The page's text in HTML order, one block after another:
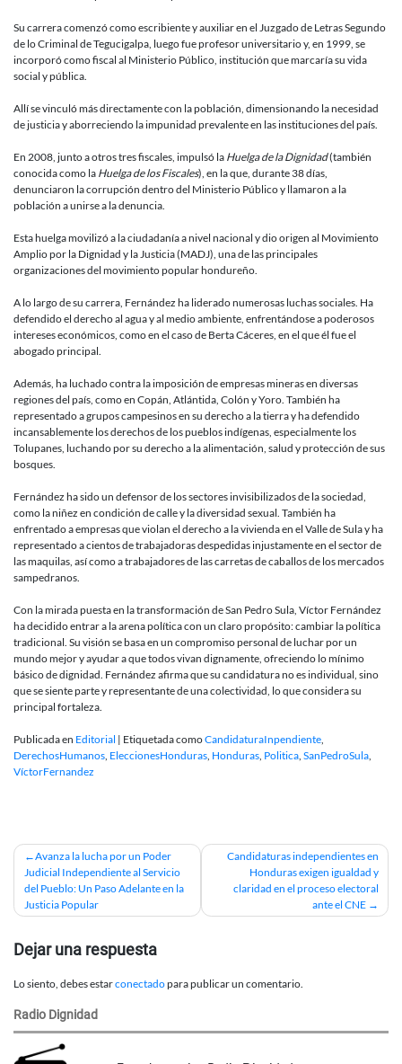
Su carrera comenzó como escribiente y auxiliar en el Juzgado de Letras Segundo
de lo Criminal de Tegucigalpa, luego fue profesor universitario y, en 1999, se
incorporó como fiscal al Ministerio Público, institución que marcaría su vida
social y pública.
Allí se vinculó más directamente con la población, dimensionando la necesidad
de justicia y aborreciendo la impunidad prevalente en las instituciones del país.
En 2008, junto a otros tres fiscales, impulsó la Huelga de la Dignidad(también
conocida como la Huelga de los Fiscales), en la que, durante 38 días,
denunciaron la corrupción dentro del Ministerio Público y llamaron a la
población a unirse a la denuncia.
Esta huelga movilizó a la ciudadanía a nivel nacional y dio origen al Movimiento
Amplio por la Dignidad y la Justicia (MADJ), una de las principales
organizaciones del movimiento popular hondureño.
A lo largo de su carrera, Fernández ha liderado numerosas luchas sociales. Ha
defendido el derecho al agua y al medio ambiente, enfrentándose a poderosos
intereses económicos, como en el caso de Berta Cáceres, en el que él fue el
abogado principal.
Además, ha luchado contra la imposición de empresas mineras en diversas
regiones del país, como en Copán, Atlántida, Colón y Yoro. También ha
representado a grupos campesinos en su derecho a la tierra y ha defendido
incansablemente los derechos de los pueblos indígenas, especialmente los
Tolupanes, luchando por su derecho a la alimentación, salud y protección de sus
bosques.
Fernández ha sido un defensor de los sectores invisibilizados de la sociedad,
como la niñez en condición de calle y la diversidad sexual. También ha
enfrentado a empresas que violan el derecho a la vivienda en el Valle de Sula y ha
representado a cientos de trabajadoras despedidas injustamente en el sector de
las maquilas, así como a trabajadores de las carretas de caballos de los mercados
sampedranos.
Con la mirada puesta en la transformación de San Pedro Sula, Víctor Fernández
ha decidido entrar a la arena política con un claro propósito: cambiar la política
tradicional. Su visión se basa en un compromiso personal de luchar por un
mundo mejor y ayudar a que todos vivan dignamente, ofreciendo lo mínimo
básico de dignidad. Fernández afirma que su candidatura no es individual, sino
que se siente parte y representante de una colectividad, lo que considera su
principal fortaleza.
Publicada en Editorial | Etiquetada comoCandidaturaInpendiente,
DerechosHumanos, EleccionesHonduras, Honduras, Politica, SanPedroSula,
VíctorFernandez
Navegación
de
entradas
Avanza la lucha por un Poder
Judicial Independiente al Servicio
del Pueblo: Un Paso Adelante en la
Justicia Popular
Candidaturas independientes en
Honduras exigen igualdad y
claridad en el proceso electoral
ante el CNE
Dejar una respuesta
Lo siento, debes estarconectadopara publicar un comentario.
Radio Dignidad